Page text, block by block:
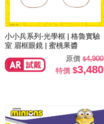
小小兵系列-光學框 | 格魯實驗
室 眉框眼鏡 | 蜜桃果醬
原價
4,900
特價
3,480